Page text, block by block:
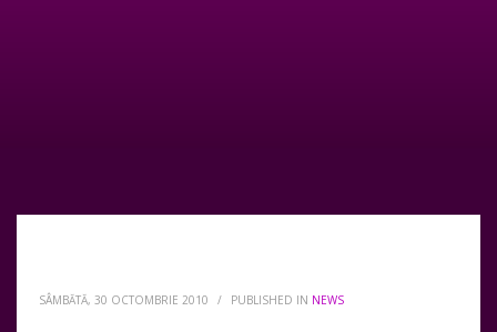
SÂMBĂTĂ, 30 OCTOMBRIE 2010 / PUBLISHED IN NEWS